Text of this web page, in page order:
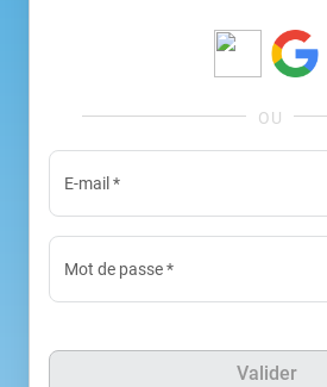
E-mail *
Mot de passe*
Valider